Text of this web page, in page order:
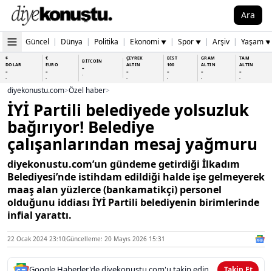
Ara
Güncel | Dünya | Politika | Ekonomi ▼ | Spor ▼ | Arşiv | Yaşam ▼
$
DOLAR
-
-
€
EURO
-
-
BİTCOİN
-
-
ÇEYREK
ALTIN
-
-
BİST
100
-
-
GRAM
ALTIN
-
-
TAM
ALTIN
-
-
diyekonustu.com>Özel haber>
İYİ Partili belediyede yolsuzluk
bağırıyor! Belediye
çalışanlarından mesaj yağmuru
diyekonustu.com’un gündeme getirdiği İlkadım
Belediyesi’nde istihdam edildiği halde işe gelmeyerek
maaş alan yüzlerce (bankamatikçi) personel
olduğunu iddiası İYİ Partili belediyenin birimlerinde
infial yarattı.
22 Ocak 2024 23:10Güncelleme: 20 Mayıs 2026 15:31